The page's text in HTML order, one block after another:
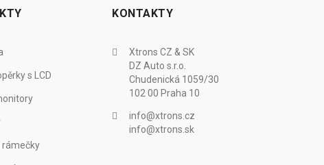
s LCD
rámečky
KONTAKTY
Xtrons CZ & SK
DZ Auto s.r.o.
Chudenická 1059/30
102 00 Praha 10
info@xtrons.cz
info@xtrons.sk